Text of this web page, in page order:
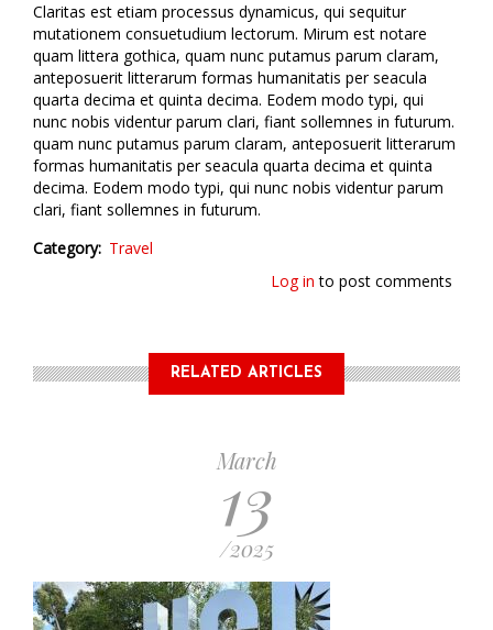
Claritas est etiam processus dynamicus, qui sequitur
mutationem consuetudium lectorum. Mirum est notare
quam littera gothica, quam nunc putamus parum claram,
anteposuerit litterarum formas humanitatis per seacula
quarta decima et quinta decima. Eodem modo typi, qui
nunc nobis videntur parum clari, fiant sollemnes in futurum.
quam nunc putamus parum claram, anteposuerit litterarum
formas humanitatis per seacula quarta decima et quinta
decima. Eodem modo typi, qui nunc nobis videntur parum
clari, fiant sollemnes in futurum.
Category Travel
Log in to post comments
RELATED ARTICLES
March
13
/2025